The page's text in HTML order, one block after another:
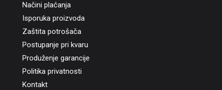
Načini plaćanja
Isporuka proizvoda
Zaštita potrošača
Postupanje pri kvaru
Produženje garancije
Politika privatnosti
Kontakt